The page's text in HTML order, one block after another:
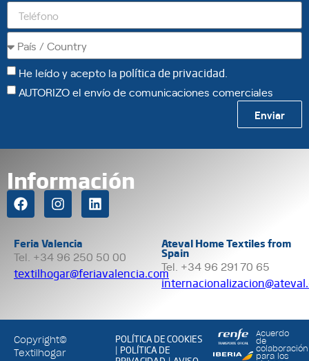
He leído y acepto la política de privacidad
AUTORIZO el envío de comunicaciones comerciales
Enviar
Información
Feria Valencia
Tel. +34 96 250 50 00
textilhogar@feriavalencia.com
Ateval Home Textiles from
Spain
Tel. +34 96 291 70 65
Copyright©
Textilhogar
POLÍTICA DE COOKIES
| POLÍTICA DE
Acuerdo
de
colaboración
para los